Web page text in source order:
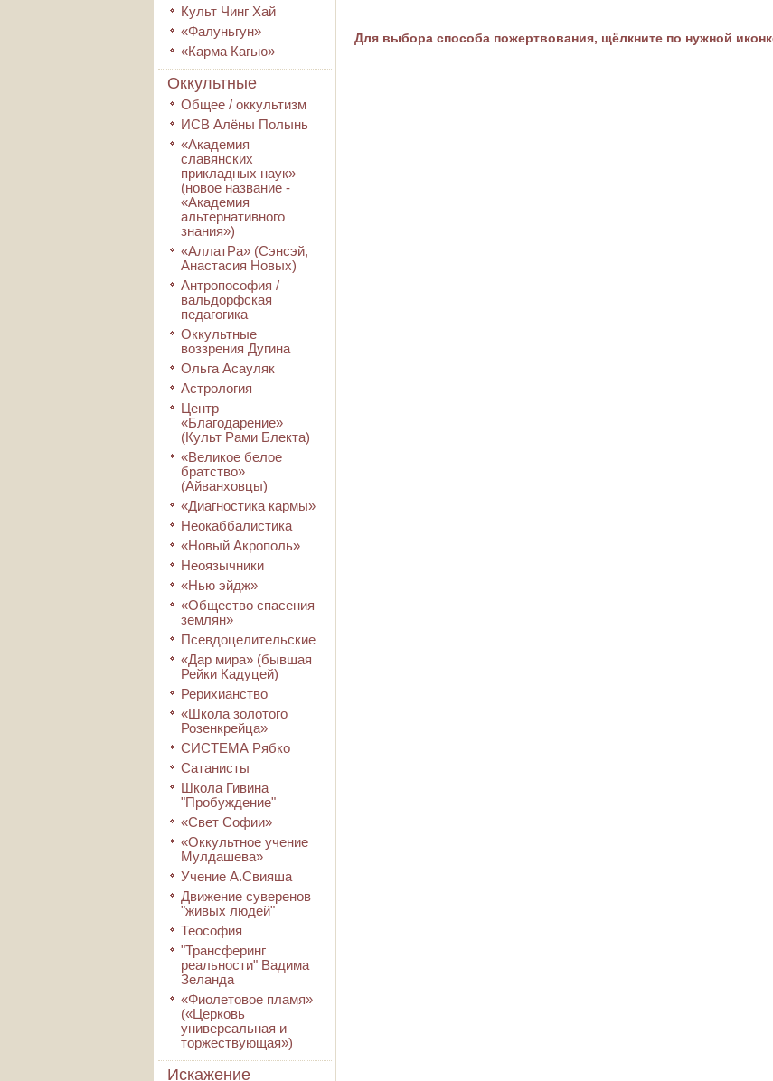
Культ Чинг Хай
«Фалуньгун»
«Карма Кагью»
Оккультные
Общее / оккультизм
ИСВ Алёны Полынь
«Академия
славянских
прикладных наук»
(новое название -
«Академия
альтернативного
знания»)
«АллатРа» (Сэнсэй,
Анастасия Новых)
Антропософия /
вальдорфская
педагогика
Оккультные
воззрения Дугина
Ольга Асауляк
Астрология
Центр
«Благодарение»
(Культ Рами Блекта)
«Великое белое
братство»
(Айванховцы)
«Диагностика кармы»
Неокаббалистика
«Новый Акрополь»
Неоязычники
«Нью эйдж»
«Общество спасения
землян»
Псевдоцелительские
«Дар мира» (бывшая
Рейки Кадуцей)
Рерихианство
«Школа золотого
Розенкрейца»
СИСТЕМА Рябко
Сатанисты
Школа Гивина
"Пробуждение"
«Свет Софии»
«Оккультное учение
Мулдашева»
Учение А.Свияша
Движение суверенов
"живых людей"
Теософия
"Трансферинг
реальности" Вадима
Зеланда
«Фиолетовое пламя»
(«Церковь
универсальная и
торжествующая»)
Искажение
Для выбора способа пожертвования, щёлкните по нужной